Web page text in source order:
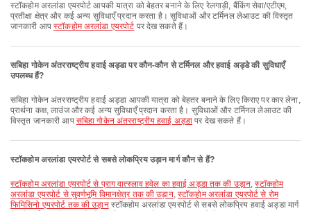
स्टॉकहोम अरलांडा एयरपोर्ट आपकी यात्रा को बेहतर बनाने के लिए रेलगाड़ी, बैंकिंग सेवा/एटीएम,
प्रतीक्षा क्षेत्र और कई अन्य सुविधाएँ प्रदान करता है। सुविधाओं और टर्मिनल लेआउट की विस्तृत
जानकारी आपस्टॉकहोम अरलांडा एयरपोर्ट पर देख सकते हैं।
सबिहा गोकेन अंतरराष्ट्रीय हवाई अड्डा पर कौन-कौन से टर्मिनल और हवाई अड्डे की सुविधाएँ
उपलब्ध हैं?
सबिहा गोकेन अंतरराष्ट्रीय हवाई अड्डा आपकी यात्रा को बेहतर बनाने के लिए किराए पर कार लेना,
प्रार्थना कक्ष, लाउंज और कई अन्य सुविधाएँ प्रदान करता है। सुविधाओं और टर्मिनल लेआउट की
विस्तृत जानकारी आप सबिहा गोकेन अंतरराष्ट्रीय हवाई अड्डा पर देख सकते हैं।
स्टॉकहोम अरलांडा एयरपोर्ट से सबसे लोकप्रिय उड़ान मार्ग कौन से हैं?
स्टॉकहोम अरलांडा एयरपोर्ट से प्राग वात्स्लाव हवेल का हवाई अड्डा तक की उड़ान,स्टॉकहोम
अरलांडा एयरपोर्ट से सुवर्णभूमि विमानक्षेत्र तक की उड़ान,स्टॉकहोम अरलांडा एयरपोर्ट से रोम
फिमिसिनो एयरपोर्ट तक की उड़ानस्टॉकहोम अरलांडा एयरपोर्ट से सबसे लोकप्रिय हवाई अड्डा मार्ग